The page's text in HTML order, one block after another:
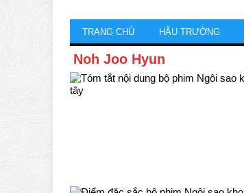
TRANG CHỦ HẬU TRƯỜNG
Noh Joo Hyun